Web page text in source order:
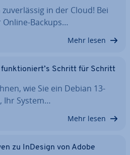
in der Cloud! Bei
Backups…
Mehr lesen
funk­tio­niert’s Schritt für Schritt
wie Sie ein Debian 13-
Ihr System…
Mehr lesen
zu InDesign von Adobe